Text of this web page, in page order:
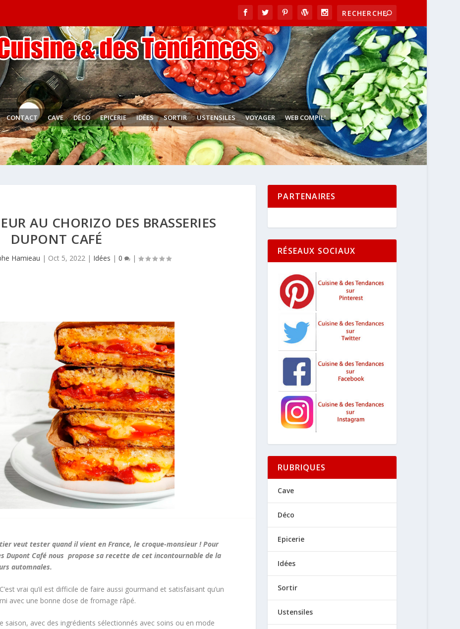
CONTACT CAVE DÉCO EPICERIE IDÉES SORTIR USTENSILES VOYAGER WEB COMPIL'
AU CHORIZO DES BRASSERIES
DUPONT CAFÉ
Hamieau | Oct 5, 2022 | Idées |0 |
veut tester quand il vient en France, le croque-monsieur ! Pour
Dupont Café nous propose sa recette de cet incontournable de la
automnales.
vrai qu’il est difficile de faire aussi gourmand et satisfaisant qu’un
avec une bonne dose de fromage râpé.
saison, avec des ingrédients sélectionnés avec soins ou en mode
PARTENAIRES
RÉSEAUX SOCIAUX
RUBRIQUES
Cave
Déco
Epicerie
Idées
Sortir
Ustensiles